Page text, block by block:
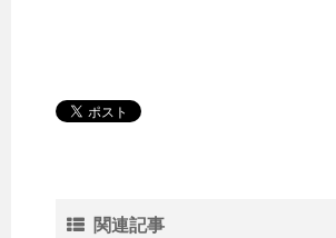
関連記事